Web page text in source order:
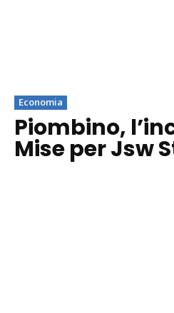
Economia
Piombino,
Mise per Jsw